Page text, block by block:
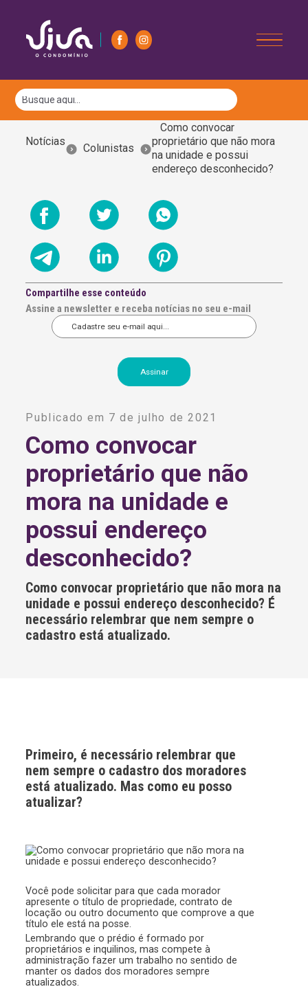
Notícias
Colunistas
Como convocar
proprietário que não mora
na unidade e possui
endereço desconhecido?
Compartilhe esse conteúdo
Assine a newsletter e receba notícias no seu e-mail
t
r
n
a
v
:
Publicado em 7 de julho de 2021
Como convocar
proprietário que não
mora na unidade e
possui endereço
desconhecido?
Como convocar proprietário que não mora na
unidade e possui endereço desconhecido? É
necessário relembrar que nem sempre o
cadastro está atualizado.
Primeiro, é necessário relembrar que
nem sempre o cadastro dos moradores
está atualizado. Mas como eu posso
atualizar?
Você pode solicitar para que cada morador
apresente o título de propriedade, contrato de
locação ou outro documento que comprove a que
título ele está na posse.
Lembrando que o prédio é formado por
proprietários e inquilinos, mas compete à
administração fazer um trabalho no sentido de
manter os dados dos moradores sempre
atualizados.